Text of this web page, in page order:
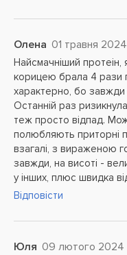
Олена 01 травня 2024
Найсмачніший протеін,
корицею брала 4 рази
характерно, бо завжди
Останній раз
теж просто відпад.
полюбляють приторні
взагалі, з вираженою
завжди, на висоті -
у інших, плюс швидка
Відповісти
Юля 09 лютого 2024